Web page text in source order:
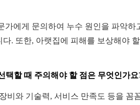
가에게 문의하여 누수 원인을 파악하
다. 또한, 아랫집에 피해를 보상해야
택할 때 주의해야 할 점은 무엇인가요
비와 기술력, 서비스 만족도 등을 꼼